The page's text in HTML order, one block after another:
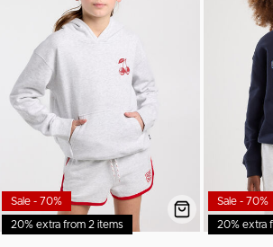
20% extra from 2 items
Sale - 70%
20% extra
Sale - 70%